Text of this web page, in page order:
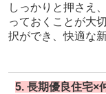
しっかりと押さえ
っておくことが大
択ができ、快適な
5. 長期優良住宅×